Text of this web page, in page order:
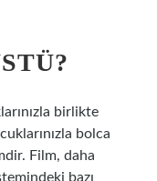
birlikte
bolca
Film, daha
bazı